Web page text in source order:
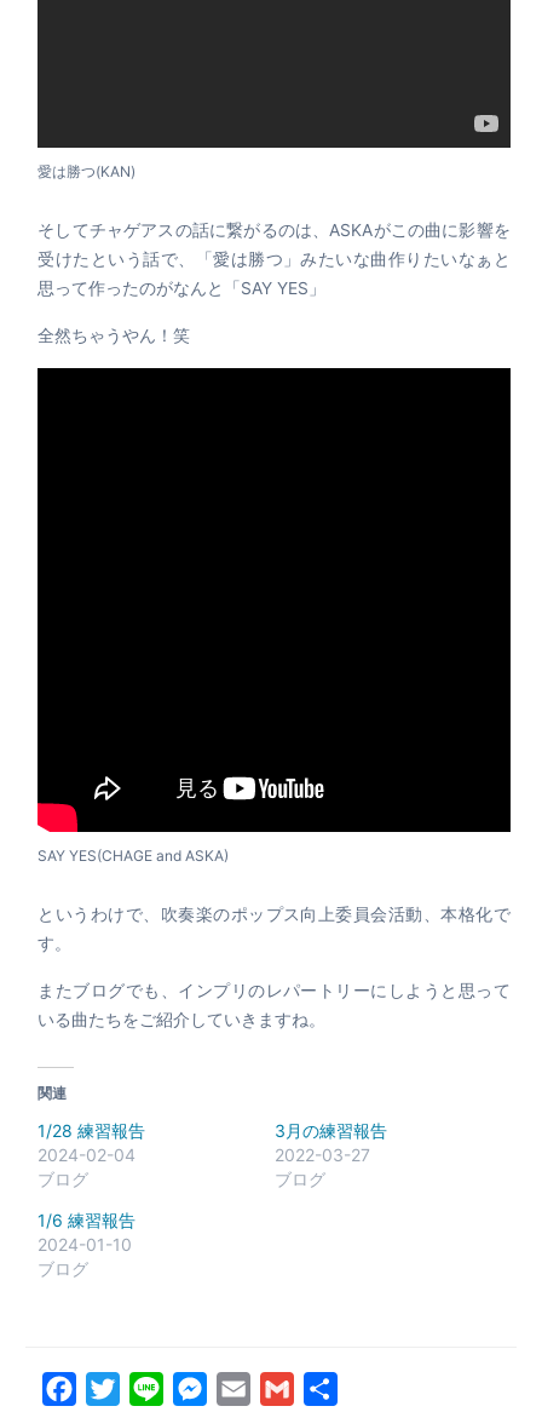
愛は勝つ(KAN)
そしてチャゲアスの話に繋がるのは、ASKAがこの曲に影響を
受けたという話で、「愛は勝つ」みたいな曲作りたいなぁと
思って作ったのがなんと「SAY YES」
全然ちゃうやん！笑
SAY YES(CHAGE and ASKA)
というわけで、吹奏楽のポップス向上委員会活動、本格化で
す。
またブログでも、インプリのレパートリーにしようと思って
いる曲たちをご紹介していきますね。
関連
1/28 練習報告
2024-02-04
ブログ
3月の練習報告
2022-03-27
ブログ
1/6 練習報告
2024-01-10
ブログ
FacebookTwitterLine Messenger
Email Gmail